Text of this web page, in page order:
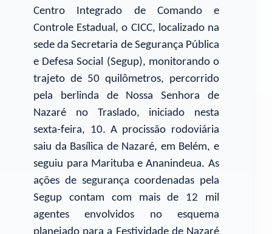
Centro Integrado de Comando e
Controle Estadual, o CICC, localizado na
sede da Secretaria de Segurança Pública
e Defesa Social (Segup), monitorando o
trajeto de 50 quilômetros, percorrido
pela berlinda de Nossa Senhora de
Nazaré no Traslado, iniciado nesta
sexta-feira, 10. A procissão rodoviária
saiu da Basílica de Nazaré, em Belém, e
seguiu para Marituba e Ananindeua. As
ações de segurança coordenadas pela
Segup contam com mais de 12 mil
agentes envolvidos no esquema